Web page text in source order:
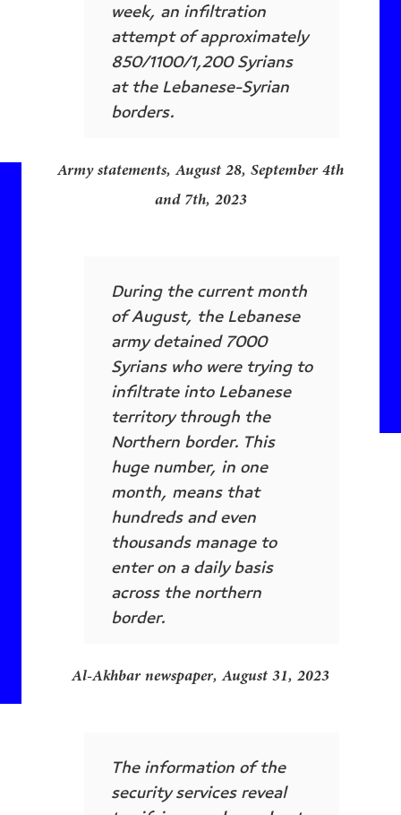
week, an infiltration
attempt of approximately
850/1100/1,200 Syrians
at the Lebanese-Syrian
borders.
Army statements, August 28, September 4th
and 7th, 2023
During the current month
of August, the Lebanese
army detained 7000
Syrians who were trying to
infiltrate into Lebanese
territory through the
Northern border. This
huge number, in one
month, means that
hundreds and even
thousands manage to
enter on a daily basis
across the northern
border.
Al-Akhbar newspaper, August 31, 2023
The information of the
security services reveal